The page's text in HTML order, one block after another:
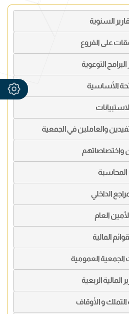
السنوية
على الفروع
البرامج التوعوية
الأساسية
والعاملين في الجمعية
واختصاصاتهم
المحاسبة
الداخلي
العام
المالية
الجمعية العمومية
المالية الربعية
و الأوقاف